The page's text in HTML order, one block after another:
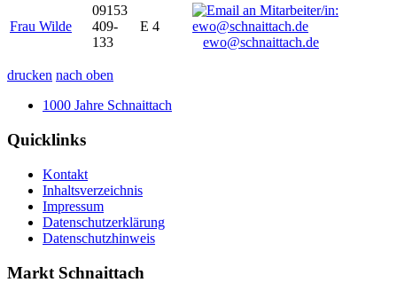
Frau Wilde
09153
409-
133
E 4
ewo@schnaittach.de
drucken nach oben
1000 Jahre Schnaittach
Quicklinks
Kontakt
Inhaltsverzeichnis
Impressum
Datenschutzerklärung
Datenschutzhinweis
Markt Schnaittach